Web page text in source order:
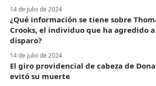
14 de julio de 2024
¿Qué información se tiene sobre
Crooks, el individuo que ha agredido
disparo?
14 de julio de 2024
El giro providencial de cabeza de
evitó su muerte